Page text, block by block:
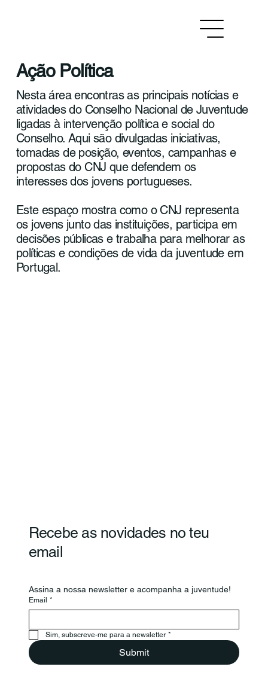
Ação Política
Nesta área encontras as principais notícias e
atividades do Conselho Nacional de Juventude
ligadas à intervenção política e social do
Conselho. Aqui são divulgadas iniciativas,
tomadas de posição, eventos, campanhas e
propostas do CNJ que defendem os
interesses dos jovens portugueses.
Este espaço mostra como o CNJ representa
os jovens junto das instituições, participa em
decisões públicas e trabalha para melhorar as
políticas e condições de vida da juventude em
Portugal.
Recebe as novidades no teu
email
Assina a nossa newsletter e acompanha a juventude!
Email *
Sim, subscreve-me para a newsletter *
Submit